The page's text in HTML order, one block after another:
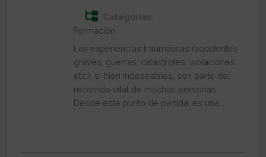
Categorías:
Formación
Las experiencias traumáticas (accidentes
graves, guerras, catástrofes, violaciones,
etc.), si bien indeseables, son parte del
recorrido vital de muchas personas.
Desde este punto de partida, es una...